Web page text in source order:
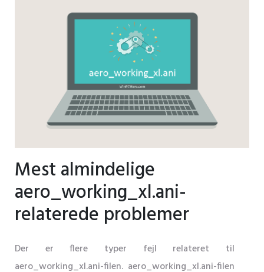
Mest almindelige
aero_working_xl.ani-
relaterede problemer
Der er flere typer fejl relateret til
aero_working_xl.ani-filen. aero_working_xl.ani-filen